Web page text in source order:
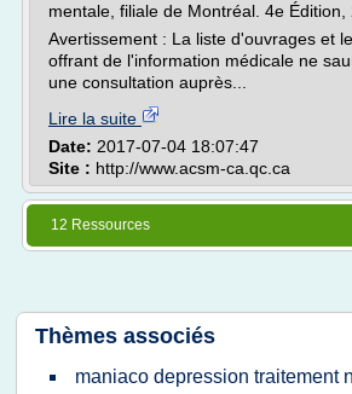
mentale, filiale de Montréal. 4e Édition,
Avertissement : La liste d'ouvrages et
offrant de l'information médicale ne
une consultation auprès...
Lire la suite
Date: 2017-07-04 18:07:47
Site : http://www.acsm-ca.qc.ca
12 Ressources
Thèmes associés
maniaco depression traitement